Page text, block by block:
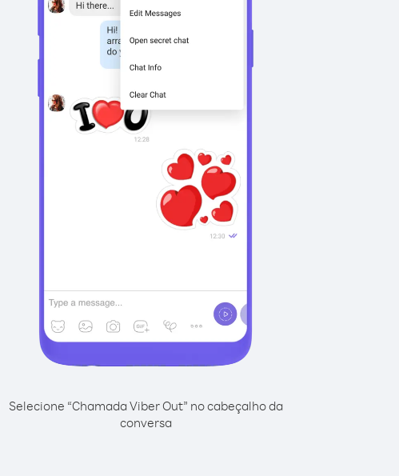
Selecione “Chamada Viber Out” no cabeçalho da
conversa